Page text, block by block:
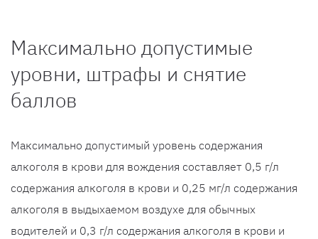
Максимально допустимые
уровни, штрафы и снятие
баллов
Максимально допустимый уровень содержания
алкоголя в крови для вождения составляет 0,5 г/л
содержания алкоголя в крови и 0,25 мг/л содержания
алкоголя в выдыхаемом воздухе для обычных
водителей и 0,3 г/л содержания алкоголя в крови и